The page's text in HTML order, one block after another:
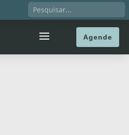
Agende